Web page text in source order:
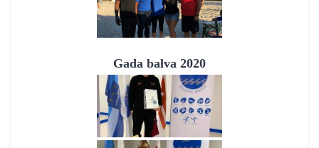
Gada balva 2020